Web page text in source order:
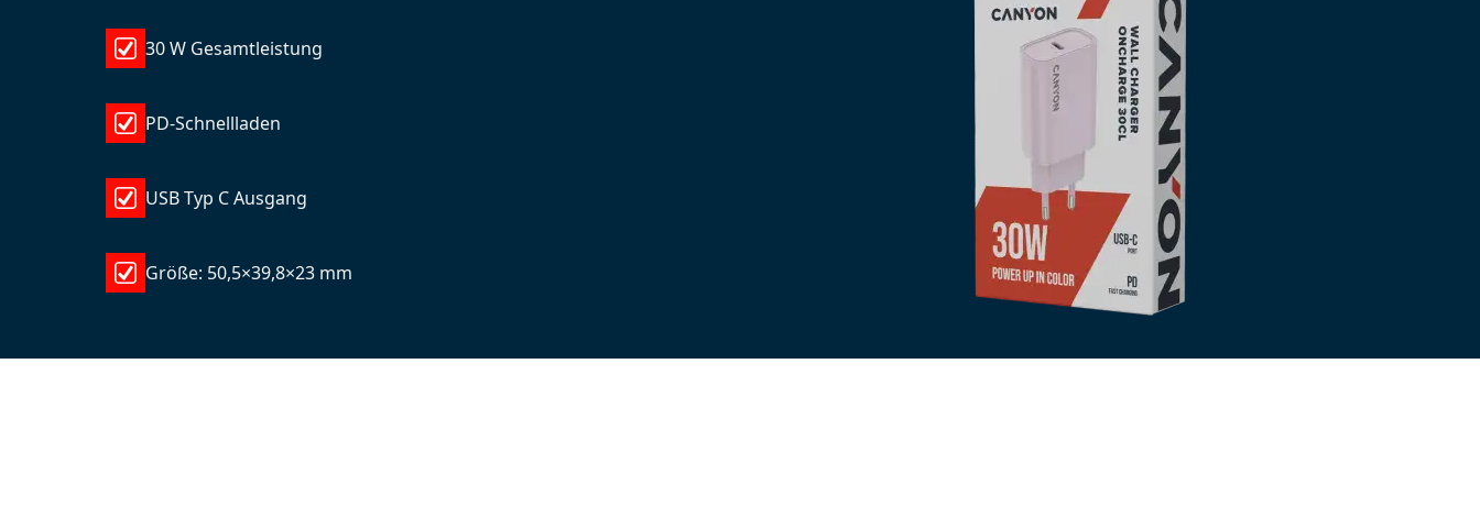
30 W Gesamtleistung
PD-Schnellladen
USB Typ C Ausgang
Größe: 50,5×39,8×23 mm